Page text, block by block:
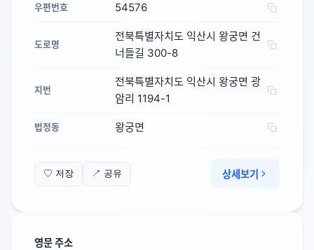
우편번호 54576
도로명
전북특별자치도 익산시 왕궁면 건
너들길 300-8
지번
전북특별자치도 익산시 왕궁면 광
암리 1194-1
법정동 왕궁면
♡ 저장 ↗ 공유 상세보기
영문 주소